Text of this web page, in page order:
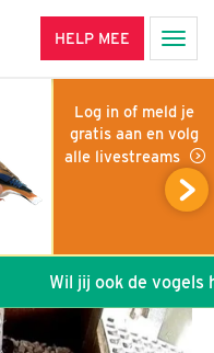
HELP MEE
Log in of meld je
gratis aan en volg
alle livestreams
Wil jij ook de vogels